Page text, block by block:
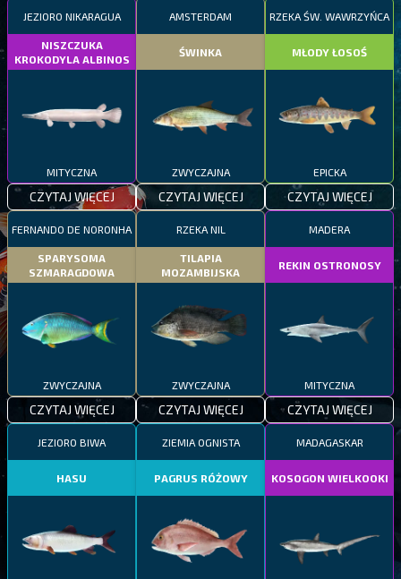
JEZIORO NIKARAGUA
NISZCZUKA
KROKODYLA ALBINOS
MITYCZNA
CZYTAJ WIĘCEJ
AMSTERDAM
ŚWINKA
ZWYCZAJNA
CZYTAJ WIĘCEJ
RZEKA ŚW. WAWRZYŃCA
MŁODY ŁOSOŚ
EPICKA
CZYTAJ WIĘCEJ
FERNANDO DE NORONHA
SPARYSOMA
SZMARAGDOWA
ZWYCZAJNA
CZYTAJ WIĘCEJ
RZEKA NIL
TILAPIA
MOZAMBIJSKA
ZWYCZAJNA
CZYTAJ WIĘCEJ
MADERA
REKIN OSTRONOSY
MITYCZNA
CZYTAJ WIĘCEJ
JEZIORO BIWA
HASU
ZIEMIA OGNISTA
PAGRUS RÓŻOWY
MADAGASKAR
KOSOGON WIELKOOKI